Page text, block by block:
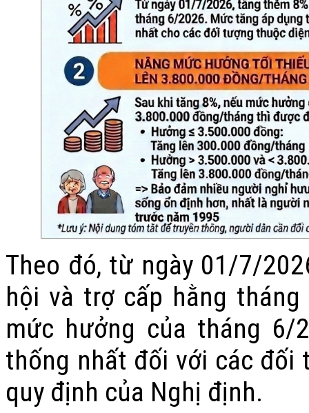
Theo đó, từ ngày 01/7/
hội và trợ cấp hằng
mức hưởng của tháng 6/
thống nhất đối với các
quy định của Nghị định.